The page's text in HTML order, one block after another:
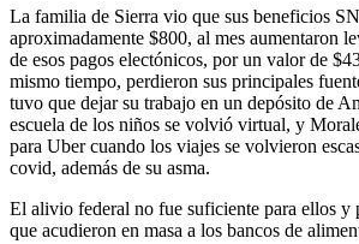
La familia de Sierra vio que sus beneficios
aproximadamente $800, al mes aumentaron
de esos pagos electónicos, por un valor de
mismo tiempo, perdieron sus principales
tuvo que dejar su trabajo en un depósito de
escuela de los niños se volvió virtual, y
para Uber cuando los viajes se volvieron
covid, además de su asma.
El alivio federal no fue suficiente para ellos y
que acudieron en masa a los bancos de